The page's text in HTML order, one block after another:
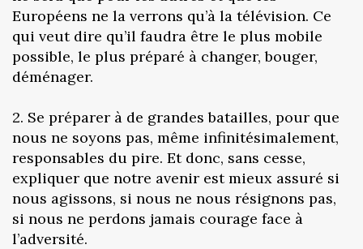
Européens ne la verrons qu’à la télévision. Ce
qui veut dire qu’il faudra être le plus mobile
possible, le plus préparé à changer, bouger,
déménager.
2. Se préparer à de grandes batailles, pour que
nous ne soyons pas, même infinitésimalement,
responsables du pire. Et donc, sans cesse,
expliquer que notre avenir est mieux assuré si
nous agissons, si nous ne nous résignons pas,
si nous ne perdons jamais courage face à
l’adversité.